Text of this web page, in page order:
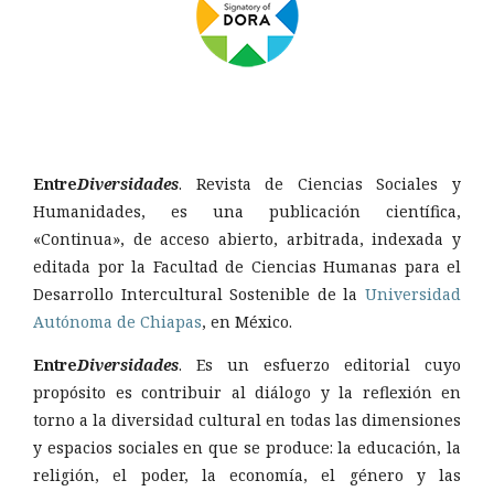
EntreDiversidades. Revista de Ciencias Sociales y
Humanidades, es una publicación científica,
«Continua», de acceso abierto, arbitrada, indexada y
editada por la Facultad de Ciencias Humanas para el
Desarrollo Intercultural Sostenible de la Universidad
Autónoma de Chiapas, en México.
EntreDiversidades. Es un esfuerzo editorial cuyo
propósito es contribuir al diálogo y la reflexión en
torno a la diversidad cultural en todas las dimensiones
y espacios sociales en que se produce: la educación, la
religión, el poder, la economía, el género y las